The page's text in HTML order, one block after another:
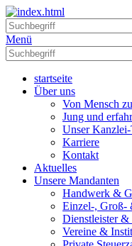
Menü
startseite
Über uns
Von Mensch
Jung und
Unser Kanzlei-
Karriere
Kontakt
Aktuelles
Unsere Mandanten
Handwerk &
Einzel-, Groß-
Dienstleister
Vereine &